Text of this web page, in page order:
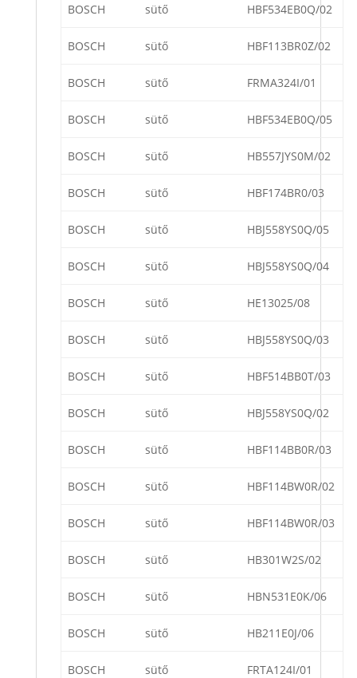
BOSCH sütő HBF534EB0Q/02
BOSCH sütő HBF113BR0Z/02
BOSCH sütő FRMA324I/01
BOSCH sütő HBF534EB0Q/05
BOSCH sütő HB557JYS0M/02
BOSCH sütő HBF174BR0/03
BOSCH sütő HBJ558YS0Q/05
BOSCH sütő HBJ558YS0Q/04
BOSCH sütő HE13025/08
BOSCH sütő HBJ558YS0Q/03
BOSCH sütő HBF514BB0T/03
BOSCH sütő HBJ558YS0Q/02
BOSCH sütő HBF114BB0R/03
BOSCH sütő HBF114BW0R/02
BOSCH sütő HBF114BW0R/03
BOSCH sütő HB301W2S/02
BOSCH sütő HBN531E0K/06
BOSCH sütő HB211E0J/06
BOSCH sütő FRTA124I/01